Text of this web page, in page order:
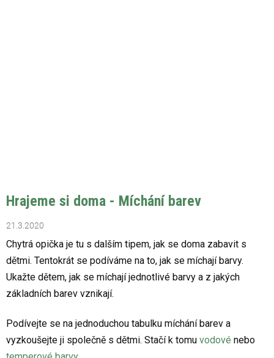
Hrajeme si doma - Míchání barev
21.3.2020
Chytrá opička je tu s dalším tipem, jak se doma zabavit s
dětmi. Tentokrát se podíváme na to, jak se míchají barvy.
Ukažte dětem, jak se míchají jednotlivé barvy a z jakých
základních barev vznikají.
Podívejte se na jednoduchou tabulku míchání barev a
vyzkoušejte ji společně s dětmi. Stačí k tomu vodové nebo